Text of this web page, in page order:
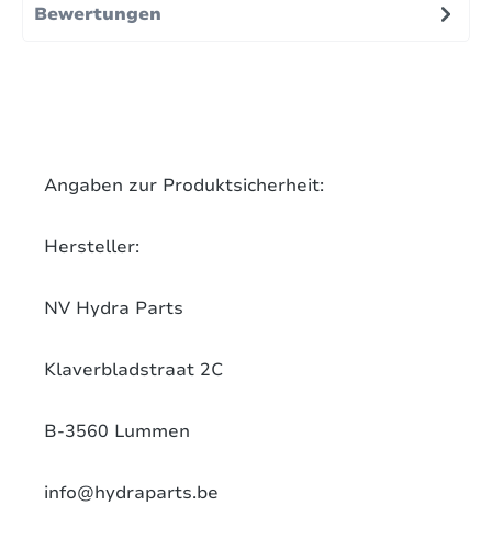
Bewertungen
Angaben zur Produktsicherheit:
Hersteller:
NV Hydra Parts
Klaverbladstraat 2C
B-3560 Lummen
info@hydraparts.be